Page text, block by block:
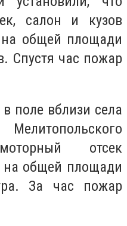
салон и кузов
на общей площади
Спустя час пожар
поле вблизи села
отсек
на общей площади
За час пожар